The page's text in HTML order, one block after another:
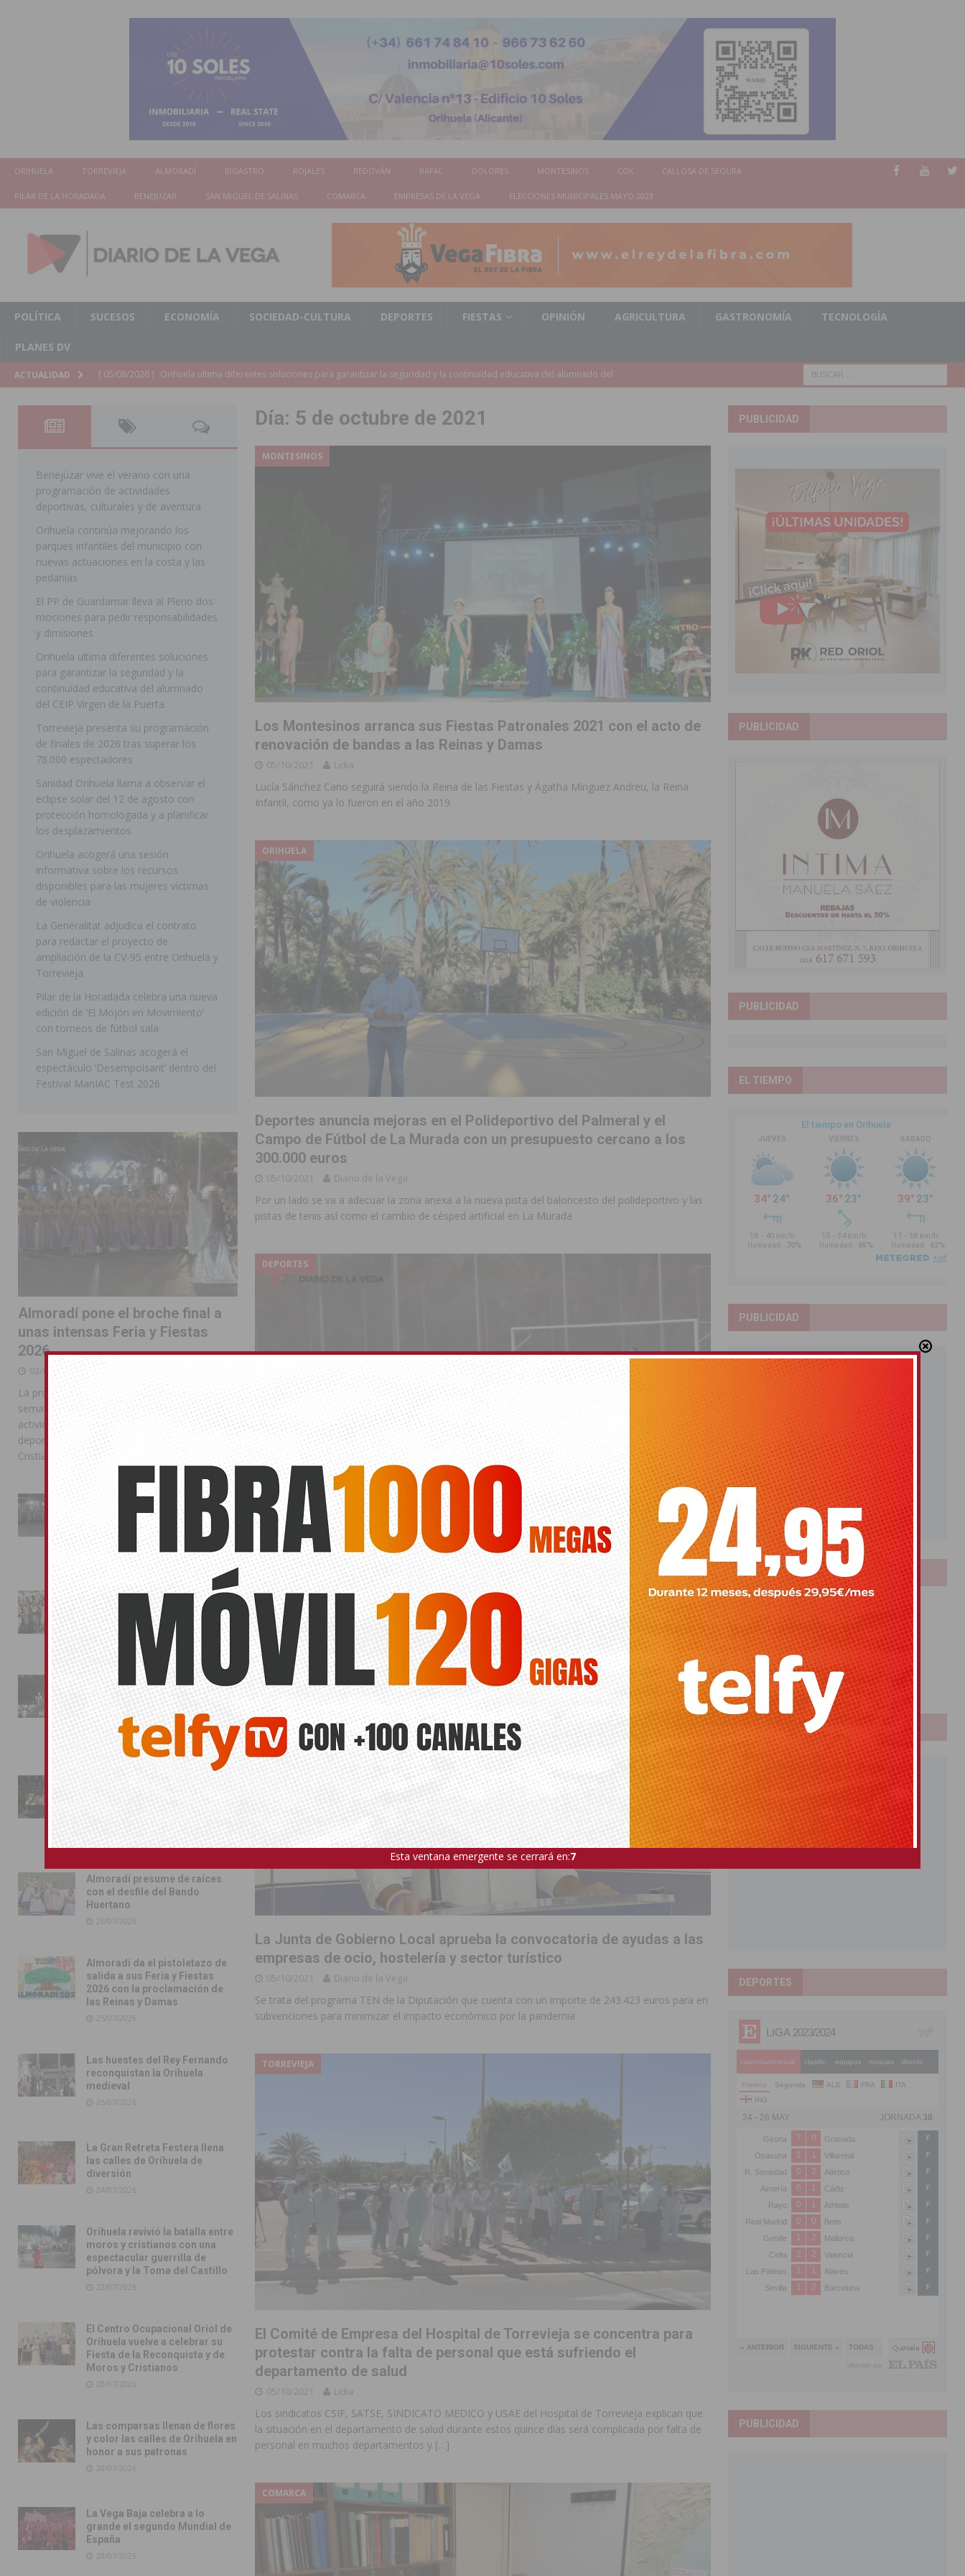
ORIHUELA TORREVIEJA ALMORADÍ BIGASTRO ROJALES REDOVÁN RAFAL DOLORES MONTESINOS COX CALLOSA DE SEGURA
PILAR DE LA HORADADA BENEJUZAR SAN MIGUEL DE SALINAS COMARCA EMPRESAS DE LA VEGA ELECCIONES MUNICIPALES MAYO 2023
POLÍTICA SUCESOS ECONOMÍA SOCIEDAD-CULTURA DEPORTES FIESTAS OPINIÓN AGRICULTURA GASTRONOMÍA TECNOLOGÍA
PLANES DV
ACTUALIDAD [ 05/08/2026 ] Torrevieja presenta su programación de finales de 2026 tras superar los 78.000 espectadores
TORREVIEJA
los desplazamientos
ORIHUELA
[ 05/08/2026 ] Orihuela acogerá una sesión informativa sobre los recursos disponibles para las mujeres víctimas de violencia
ORIHUELA
[ 05/08/2026 ] La Generalitat adjudica el contrato para redactar el proyecto de ampliación de la CV-95 entre Orihuela y
[ 05/08/2026 ] Pilar de la Horadada celebra una nueva edición de ‘El Mojón en Movimiento’ con torneos de fútbol sala
PILAR
DE LA HORADADA
San Miguel de Salinas acogerá el espectáculo ‘Desempolsant’ dentro del Festival ManIAC Test 2026
MIGUEL DE SALINAS
Quince años compartiendo la pasión por el golf
[ 05/08/2026 ]
La Guardia Civil detiene a un hombre en Torrevieja tras ser sorprendido con un arma de fuego en la vía pública
TORREVIEJA
ORIHUELA
[ 05/08/2026 ]
La Policía Local de Rojales pone a disposición judicial a un conductor por conducir bajo los efectos del alcohol
ROJALES
[ 05/08/2026 ] Bigastro celebra hoy el tercer día de vaquillas dentro de sus Fiestas Patronales en honor a San Joaquín 2026
BIGASTRO
[ 06/08/2026 ]
Benejúzar vive el verano con una programación de actividades deportivas, culturales y de aventura
BENEJUZAR
Orihuela continúa mejorando los parques infantiles del municipio con nuevas actuaciones en la costa y las
pedanías
ORIHUELA
[ 06/08/2026 ] El PP de Guardamar lleva al Pleno dos mociones para pedir responsabilidades y dimisiones
GUARDAMAR
Orihuela ultima diferentes soluciones para garantizar la seguridad y la continuidad educativa del alumnado del
CEIP Virgen de la Puerta
Día: 5 de octubre de 2021
MONTESINOS
Los Montesinos arranca sus Fiestas Patronales 2021 con el acto de
renovación de bandas a las Reinas y Damas
05/10/2021 Lidia
Lucía Sánchez Cano seguirá siendo la Reina de las Fiestas y Ágatha Mínguez Andreu, la Reina
Infantil, como ya lo fueron en el año 2019
ORIHUELA
Deportes anuncia mejoras en el Polideportivo del Palmeral y el
Campo de Fútbol de La Murada con un presupuesto cercano a los
300.000 euros
05/10/2021 Diario de la Vega
Por un lado se va a adecuar la zona anexa a la nueva pista del baloncesto del polideportivo y las
pistas de tenis así como el cambio de césped artificial en La Murada
DEPORTES
Una chilena de ensueño y el doblete del hijo pródigo
05/10/2021 Diario de la Vega
Un tanto antológico de Gonzalo y dos del oriolano Cases certifican el triunfo por 0-3 del SC
Torrevieja CF en cancha del Orihuela B
ORIHUELA
La Junta de Gobierno Local aprueba la convocatoria de ayudas a las
empresas de ocio, hostelería y sector turístico
05/10/2021 Diario de la Vega
Se trata del programa TEN de la Diputación que cuenta con un importe de 243.423 euros para en
subvenciones para minimizar el impacto económico por la pandemia
TORREVIEJA
El Comité de Empresa del Hospital de Torrevieja se concentra para
protestar contra la falta de personal que está sufriendo el
departamento de salud
05/10/2021 Lidia
Los sindicatos CSIF, SATSE, SINDICATO MEDICO y USAE del Hospital de Torrevieja explican que
la situación en el departamento de salud durante estos quince días será complicada por falta de
personal en muchos departamentos y […]
COMARCA
Benejúzar vive el verano con una
programación de actividades
deportivas, culturales y de aventura
Orihuela continúa mejorando los
parques infantiles del municipio con
nuevas actuaciones en la costa y las
pedanías
El PP de Guardamar lleva al Pleno dos
mociones para pedir responsabilidades
y dimisiones
Orihuela ultima diferentes soluciones
para garantizar la seguridad y la
continuidad educativa del alumnado
del CEIP Virgen de la Puerta
Torrevieja presenta su programación
de finales de 2026 tras superar los
78.000 espectadores
Sanidad Orihuela llama a observar el
eclipse solar del 12 de agosto con
protección homologada y a planificar
los desplazamientos
Orihuela acogerá una sesión
informativa sobre los recursos
disponibles para las mujeres víctimas
de violencia
La Generalitat adjudica el contrato
para redactar el proyecto de
ampliación de la CV-95 entre Orihuela y
Torrevieja
Pilar de la Horadada celebra una nueva
edición de ‘El Mojón en Movimiento’
con torneos de fútbol sala
San Miguel de Salinas acogerá el
espectáculo ‘Desempolsant’ dentro del
Festival ManIAC Test 2026
Almoradí pone el broche final a
unas intensas Feria y Fiestas
2026
03/08/2026
La programación reunió durante más de una
semana actos institucionales, conciertos,
actividades familiares, competiciones
deportivas y las celebraciones de Moros y
Cristianos
La Entrada Cristiana llena de
esplendor las calles de
Almoradí en una multitudinaria
jornada festera
02/08/2026
La magia de la Entrada Mora
conquista las calles de
Almoradí
01/08/2026
La fiesta se adueña de
Almoradí con la presentación
de los cargos festeros y la
toma del castillo
31/07/2026
Pilar de la Horadada
conmemora con emoción el
40º aniversario de su
independencia como municipio
31/07/2026
Almoradí presume de raíces
con el desfile del Bando
Huertano
26/07/2026
Almoradí da el pistoletazo de
salida a sus Feria y Fiestas
2026 con la proclamación de
las Reinas y Damas
25/07/2026
Las huestes del Rey Fernando
reconquistan la Orihuela
medieval
25/07/2026
La Gran Retreta Festera llena
las calles de Orihuela de
diversión
24/07/2026
Orihuela revivió la batalla entre
moros y cristianos con una
espectacular guerrilla de
pólvora y la Toma del Castillo
22/07/2026
El Centro Ocupacional Oriol de
Orihuela vuelve a celebrar su
Fiesta de la Reconquista y de
Moros y Cristianos
20/07/2026
Las comparsas llenan de flores
y color las calles de Orihuela en
honor a sus patronas
20/07/2026
La Vega Baja celebra a lo
grande el segundo Mundial de
España
20/07/2026
PUBLICIDAD
PUBLICIDAD
PUBLICIDAD
EL TIEMPO
PUBLICIDAD
LOTERIAS
Bonoloto
Primitiva
El Gordo
Euromillones
Loteria
Once
PUBLICIDAD
DEPORTES
PUBLICIDAD
Esta ventana emergente se cerrará en:5